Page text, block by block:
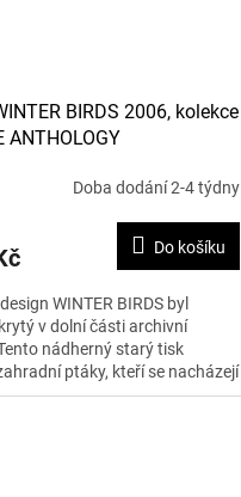
BIRDS 2006, kolekce
ANTHOLOGY
Doba dodání 2-4 týdny
Do košíku
WINTER BIRDS byl
v dolní části archivní
nádherný starý tisk
ptáky, kteří se nacházejí
keři. Tapeta...